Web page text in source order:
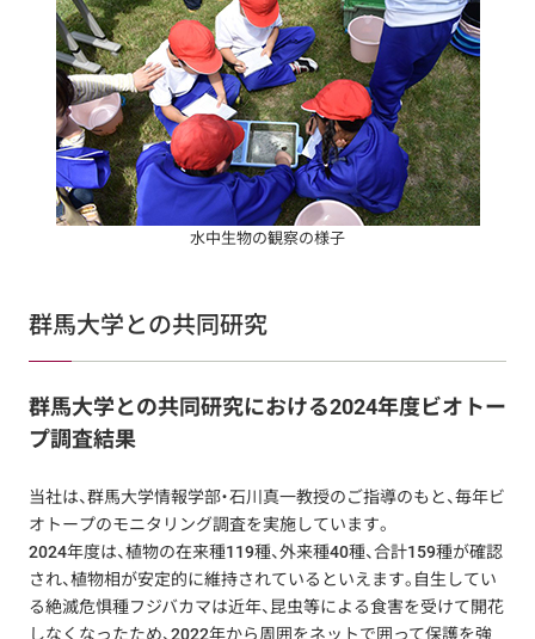
水中生物の観察の様子
群馬大学との共同研究
群馬大学との共同研究における2024年度ビオトー
プ調査結果
当社は、群馬大学情報学部・石川真一教授のご指導のもと、毎年ビ
オトープのモニタリング調査を実施しています。
2024年度は、植物の在来種119種、外来種40種、合計159種が確認
され、植物相が安定的に維持されているといえます。自生してい
る絶滅危惧種フジバカマは近年、昆虫等による食害を受けて開花
しなくなったため、2022年から周囲をネットで囲って保護を強